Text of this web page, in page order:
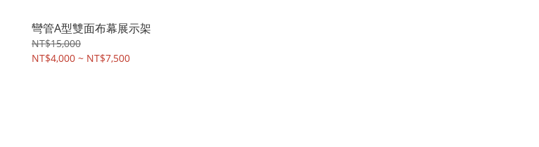
彎管A型雙面布幕展示架
NT$15,000
NT$4,000 ~ NT$7,500